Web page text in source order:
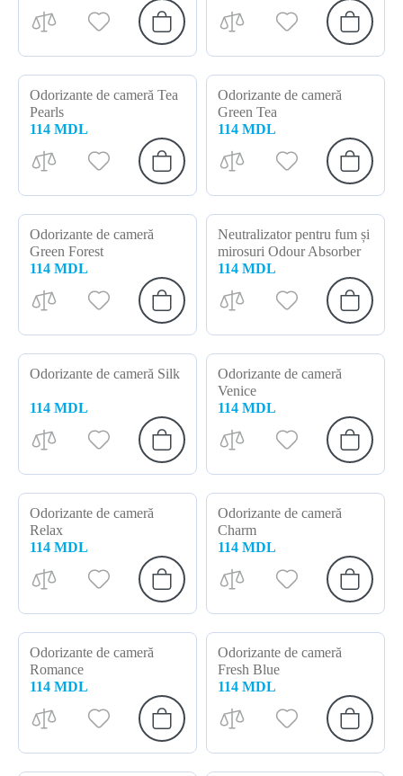
Odorizante de cameră Tea
Pearls
114 MDL
Odorizante de cameră
Green Tea
114 MDL
Odorizante de cameră
Green Forest
114 MDL
Neutralizator pentru fum și
mirosuri Odour Absorber
114 MDL
Odorizante de cameră Silk
114 MDL
Odorizante de cameră
Venice
114 MDL
Odorizante de cameră
Relax
114 MDL
Odorizante de cameră
Charm
114 MDL
Odorizante de cameră
Romance
114 MDL
Odorizante de cameră
Fresh Blue
114 MDL